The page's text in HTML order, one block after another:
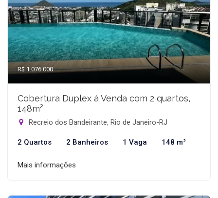
R$ 1.076.000
Cobertura Duplex à Venda com 2 quartos,
148m²
Recreio dos Bandeirante, Rio de Janeiro-RJ
2 Quartos 2 Banheiros 1 Vaga 148 m²
Mais informações